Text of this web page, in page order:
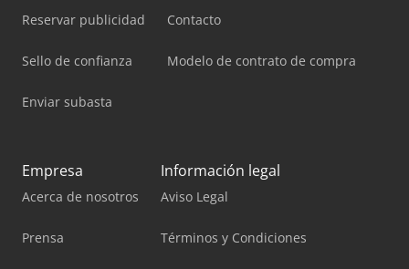
Reservar publicidad
Sello de confianza
Enviar subasta
Contacto
Modelo de contrato de compra
Empresa
Acerca de nosotros
Prensa
Información legal
Aviso Legal
Términos y Condiciones